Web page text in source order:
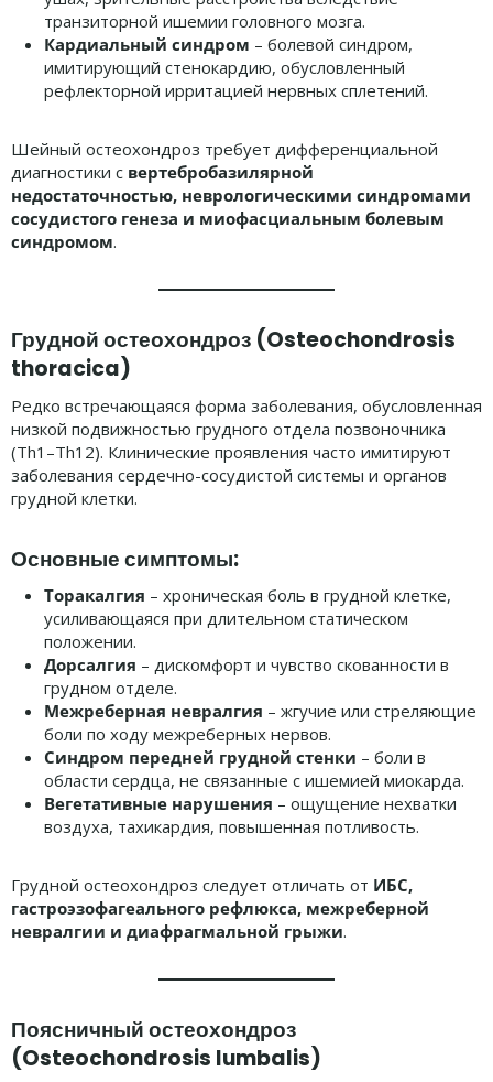
транзиторной ишемии головного мозга.
Кардиальный синдром – болевой синдром,
имитирующий стенокардию, обусловленный
рефлекторной ирритацией нервных сплетений.
Шейный остеохондроз требует дифференциальной
диагностики с вертебробазилярной
недостаточностью, неврологическими синдромами
сосудистого генеза и миофасциальным болевым
синдромом.
Грудной остеохондроз (Osteochondrosis
thoracica)
Редко встречающаяся форма заболевания, обусловленная
низкой подвижностью грудного отдела позвоночника
(Th1–Th12). Клинические проявления часто имитируют
заболевания сердечно-сосудистой системы и органов
грудной клетки.
Основные симптомы:
Торакалгия – хроническая боль в грудной клетке,
усиливающаяся при длительном статическом
положении.
Дорсалгия – дискомфорт и чувство скованности в
грудном отделе.
Межреберная невралгия – жгучие или стреляющие
боли по ходу межреберных нервов.
Синдром передней грудной стенки – боли в
области сердца, не связанные с ишемией миокарда.
Вегетативные нарушения – ощущение нехватки
воздуха, тахикардия, повышенная потливость.
Грудной остеохондроз следует отличать от ИБС,
гастроэзофагеального рефлюкса, межреберной
невралгии и диафрагмальной грыжи.
Поясничный остеохондроз
(Osteochondrosis lumbalis)